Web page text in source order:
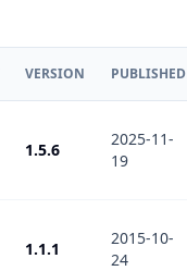
VERSION PUBLISHED
1.5.6
2025-11-
19
1.1.1
2015-10-
24